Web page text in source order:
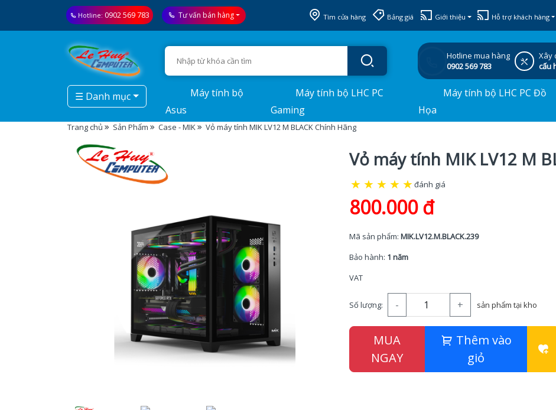
Hotline: 0902 569 783 Tư vấn bán hàng Tìm cửa hàng Bảng giá Giới thiệu Hỗ trợ khách hàng
Hotline mua hàng
0902 569 783
Xây
cấu
☰ Danh mục
Máy tính bộ
Asus
Máy tính bộ LHC PC
Gaming
Máy tính bộ LHC PC Đồ
Họa
Trang chủ Sản Phẩm Case - MIK Vỏ máy tính MIK LV12 M BLACK Chính Hãng
Vỏ máy tính MIK LV12 M
★ ★ ★ ★ ★đánh giá
800.000 đ
Mã sản phẩm: MIK.LV12.M.BLACK.239
Bảo hành: 1 năm
VAT
Số lượng: - + sản phẩm tại kho
MUA
NGAY
Thêm vào
giỏ